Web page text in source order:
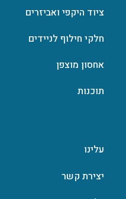
ציוד היקפי ואביזרים
חלקי חילוף לניידים
אחסון מוצפן
תוכנות
עלינו
יצירת קשר